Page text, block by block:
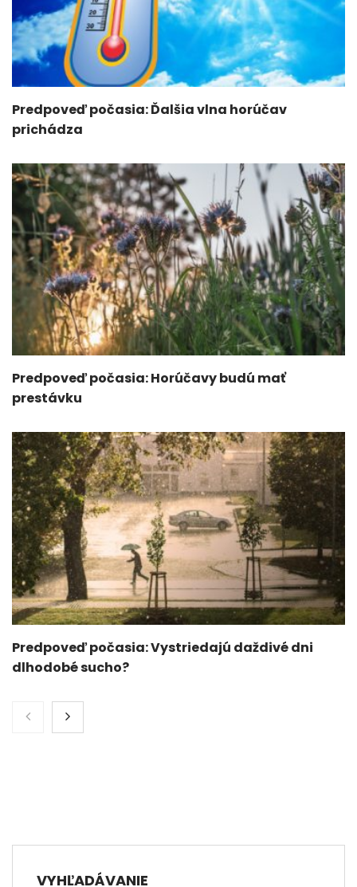
Predpoveď počasia: Ďalšia vlna horúčav
prichádza
Predpoveď počasia: Horúčavy budú mať
prestávku
Predpoveď počasia: Vystriedajú daždivé dni
dlhodobé sucho?
VYHĽADÁVANIE